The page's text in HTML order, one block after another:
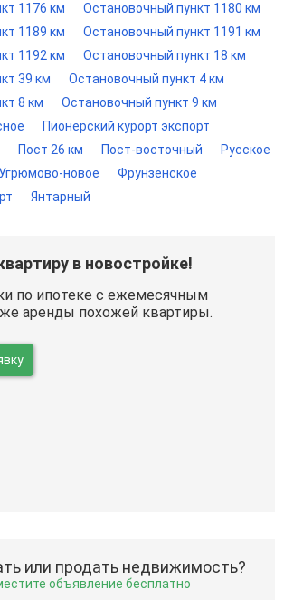
1176 км
Остановочный пункт 1180 км
1189 км
Остановочный пункт 1191 км
1192 км
Остановочный пункт 18 км
39 км
Остановочный пункт 4 км
8 км
Остановочный пункт 9 км
Пионерский курорт экспорт
Пост 26 км Пост-восточный
Русское
Угрюмово-новое
Фрунзенское
Янтарный
в новостройке!
по ипотеке с ежемесячным
аренды похожей квартиры.
или продать недвижимость?
объявление бесплатно